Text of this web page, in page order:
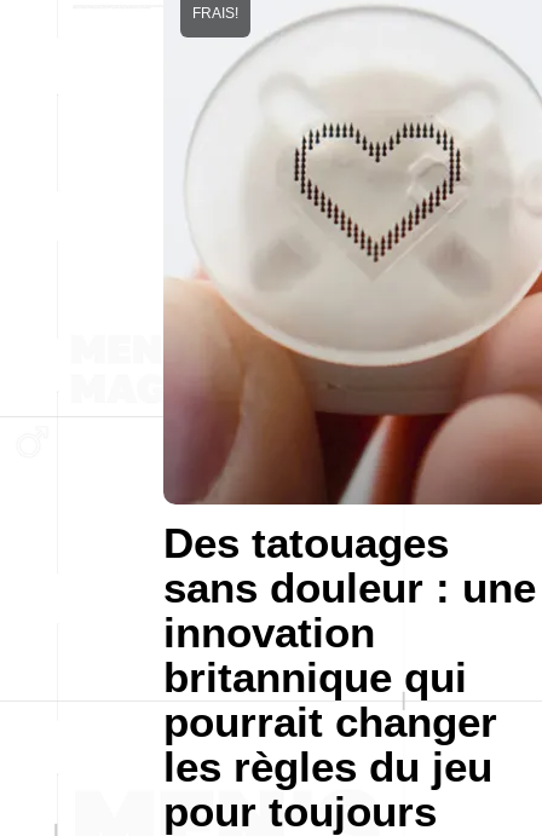
Des tatouages
sans douleur : une
innovation
britannique qui
pourrait changer
les règles du jeu
pour toujours
FRAIS!